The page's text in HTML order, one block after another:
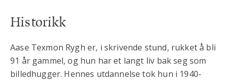
Historikk
Aase Texmon Rygh er, i skrivende stund, rukket å bli
91 år gammel, og hun har et langt liv bak seg som
billedhugger. Hennes utdannelse tok hun i 1940-